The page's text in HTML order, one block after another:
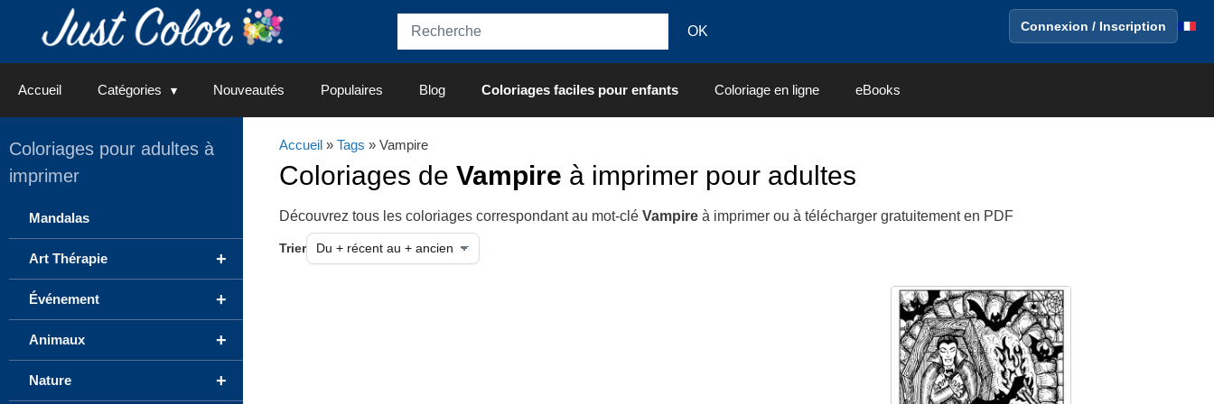
Connexion / Inscription
Accueil Catégories Nouveautés Populaires Blog Coloriages faciles pour enfants Coloriage en ligne eBooks
Accueil» Tags » Vampire
Coloriages de Vampire à imprimer pour adultes
Découvrez tous les coloriages correspondant au mot-clé Vampireà imprimer ou à télécharger gratuitement en PDF
Trier
Coloriages pour adultes à
imprimer
Mandalas
+
Art Thérapie
+
Événement
+
Animaux
+
Nature